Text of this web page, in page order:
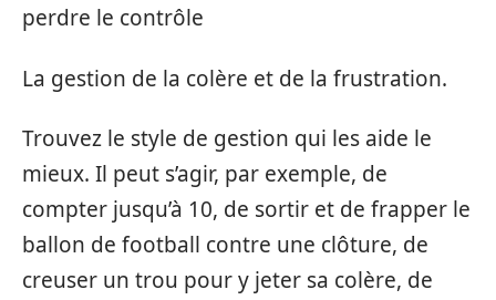
perdre le contrôle
La gestion de la colère et de la frustration.
Trouvez le style de gestion qui les aide le
mieux. Il peut s’agir, par exemple, de
compter jusqu’à 10, de sortir et de frapper le
ballon de football contre une clôture, de
creuser un trou pour y jeter sa colère, de